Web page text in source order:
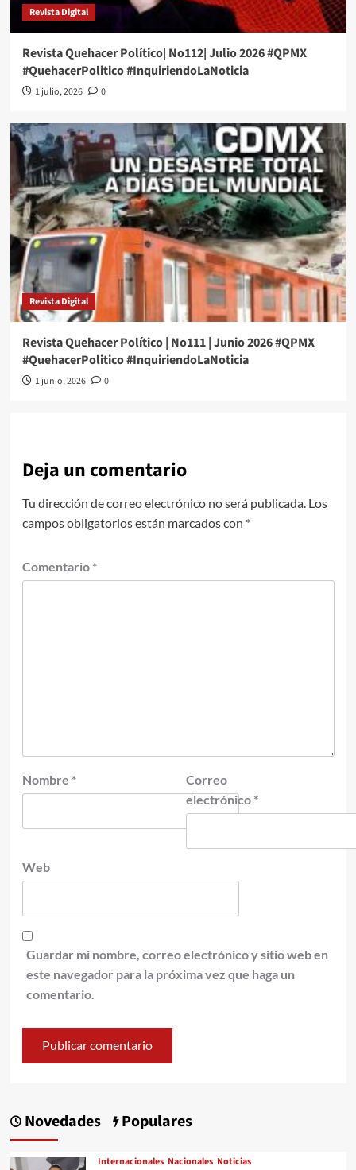
Revista Digital
Revista Quehacer Político| No112| Julio 2026 #QPMX
#QuehacerPolitico #InquiriendoLaNoticia
1 julio, 2026 0
Revista Digital
Revista Quehacer Político | No111 | Junio 2026 #QPMX
#QuehacerPolitico #InquiriendoLaNoticia
1 junio, 2026 0
Deja un comentario
Tu dirección de correo electrónico no será publicada. Los
campos obligatorios están marcados con *
Comentario *
Nombre *
Correo
electrónico *
Web
Guardar mi nombre, correo electrónico y sitio web en
este navegador para la próxima vez que haga un
comentario.
Novedades Populares
Internacionales Nacionales Noticias